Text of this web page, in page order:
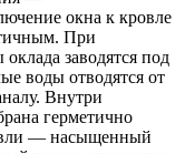
окна к кровле
При
заводятся под
воды отводятся от
Внутри
герметично
— насыщенный